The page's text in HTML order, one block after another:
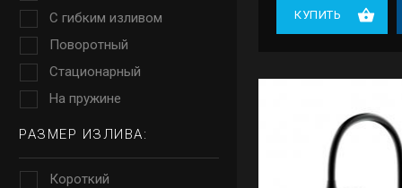
С гибким изливом
Поворотный
Стационарный
На пружине
РАЗМЕР ИЗЛИВА:
Короткий
КУПИТЬ